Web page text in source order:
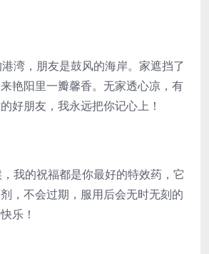
湾，朋友是鼓风的海岸。家遮挡了
艳阳里一瓣馨香。无家透心凉，有
好朋友，我永远把你记心上！
我的祝福都是你最好的特效药，它
，不会过期，服用后会无时无刻的
乐！